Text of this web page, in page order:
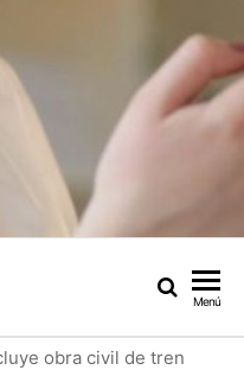
Menú
obra civil de tren